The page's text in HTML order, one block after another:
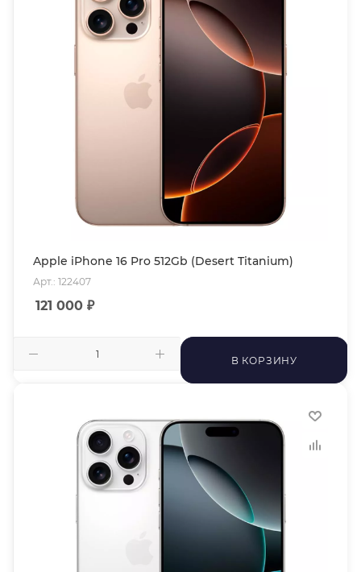
Apple iPhone 16 Pro 512Gb (Desert Titanium)
Арт.: 122407
121 000 ₽
В КОРЗИНУ